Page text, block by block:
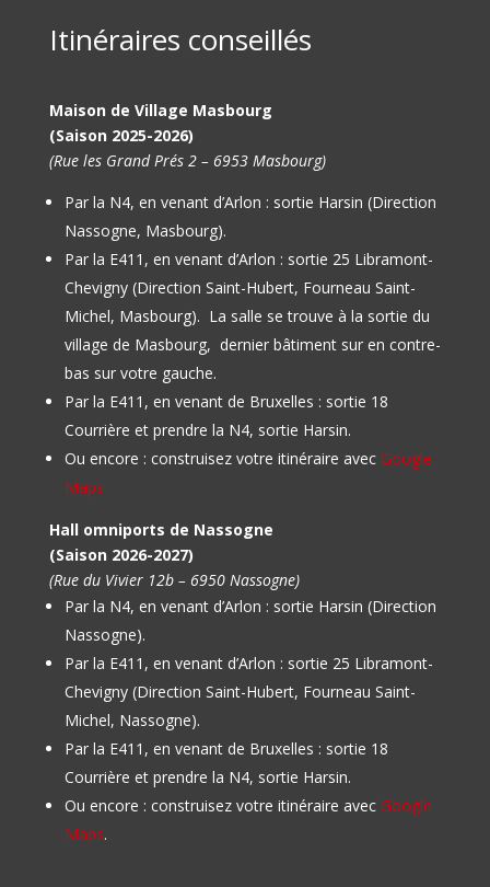
Itinéraires conseillés
Maison de Village Masbourg
(Saison 2025-2026)
(Rue les Grand Prés 2 – 6953 Masbourg)
Par la N4, en venant d’Arlon : sortie Harsin (Direction
Nassogne, Masbourg).
Par la E411, en venant d’Arlon : sortie 25 Libramont-
Chevigny (Direction Saint-Hubert, Fourneau Saint-
Michel, Masbourg). La salle se trouve à la sortie du
village de Masbourg, dernier bâtiment sur en contre-
bas sur votre gauche.
Par la E411, en venant de Bruxelles : sortie 18
Courrière et prendre la N4, sortie Harsin.
Ou encore : construisez votre itinéraire avec Google
Maps
Hall omniports de Nassogne
(Saison 2026-2027)
(Rue du Vivier 12b – 6950 Nassogne)
Par la N4, en venant d’Arlon : sortie Harsin (Direction
Nassogne).
Par la E411, en venant d’Arlon : sortie 25 Libramont-
Chevigny (Direction Saint-Hubert, Fourneau Saint-
Michel, Nassogne).
Par la E411, en venant de Bruxelles : sortie 18
Courrière et prendre la N4, sortie Harsin.
Ou encore : construisez votre itinéraire avec Google
Maps.